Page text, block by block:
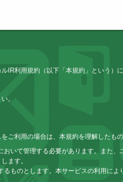
IR利用規約（以下「本規約」という）
い。
ご利用の場合は、本規約を理解したもの
いて管理する必要があります。また
ます。
ものとします。本サービスの利用に